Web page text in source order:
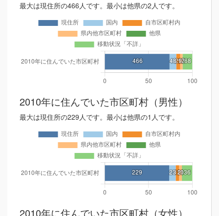
最大は現住所の466人です。最小は他県の2人です。
2010年に住んでいた市区町村（男性）
最大は現住所の229人です。最小は他県の1人です。
2010年に住んでいた市区町村（女性）